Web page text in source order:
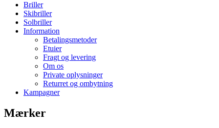
Briller
Skibriller
Solbriller
Information
Betalingsmetoder
Etuier
Fragt og levering
Om os
Private oplysninger
Returret og ombytning
Kampagner
Mærker